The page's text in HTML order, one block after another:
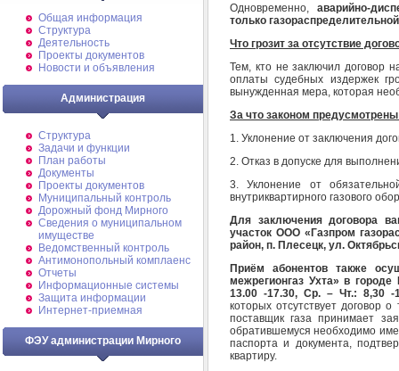
Общая информация
Структура
Деятельность
Проекты документов
Новости и объявления
Администрация
Структура
Задачи и функции
План работы
Документы
Проекты документов
Муниципальный контроль
Дорожный фонд Мирного
Cведения о муниципальном
имуществе
Ведомственный контроль
Антимонопольный комплаенс
Отчеты
Информационные системы
Защита информации
Интернет-приемная
ФЭУ администрации Мирного
Одновременно, аварийно-
только
Что грозит за отсутствие
Тем, кто не заключил договор
оплаты судебных издержек
вынужденная мера, которая
За что законом
1. Уклонение от заключения
2. Отказ в допуске для
3. Уклонение от
внутриквартирного газового
Для заключения договора
участок ООО «Газпром
район, п. Плесецк, ул.
Приём абонентов также
межрегионгаз Ухта» в
13.00 -17.30, Ср. – Чт.: 8,30 -
которых отсутствует договор
поставщик газа принимает
обратившемуся необходимо
паспорта и документа,
квартиру.